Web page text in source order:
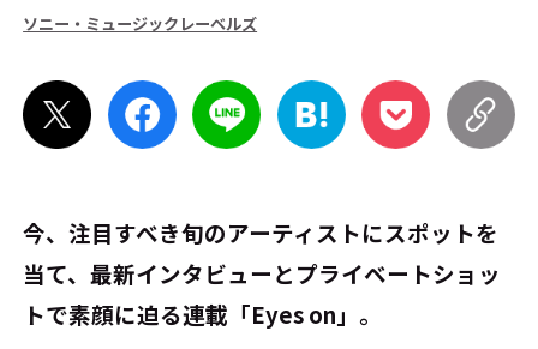
ソニー・ミュージックレーベルズ
今、注目すべき旬のアーティストにスポットを
当て、最新インタビューとプライベートショッ
トで素顔に迫る連載「Eyes on」。